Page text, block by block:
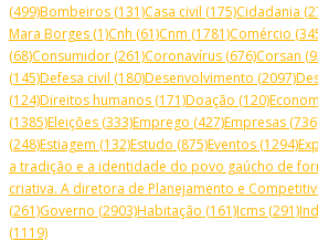
(499)Bombeiros (131)Casa civil (175)Cidadania
Mara Borges (1)Cnh (61)Cnm (1781)Comércio
(68)Consumidor (261)Coronavírus (676)Corsan
(145)Defesa civil (180)Desenvolvimento (2097)
(124)Direitos humanos (171)Doação (120)
(1385)Eleições (333)Emprego (427)Empresas
(248)Estiagem (132)Estudo (875)Eventos (1294)
a tradição e a identidade do povo gaúcho de
criativa. A diretora de Planejamento e
(261)Governo (2903)Habitação (161)Icms (291)
(1119)